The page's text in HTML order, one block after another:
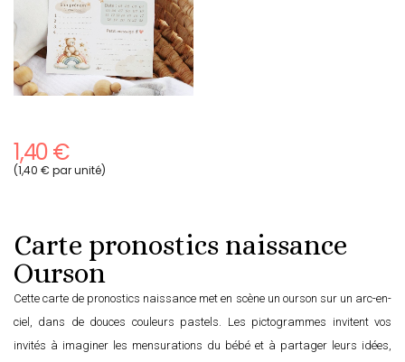
1,40 €
(1,40 € par unité)
Carte pronostics naissance
Ourson
Cette carte de pronostics naissance met en scène un ourson sur un arc-en-
ciel, dans de douces couleurs pastels. Les pictogrammes invitent vos
invités à imaginer les mensurations du bébé et à partager leurs idées,